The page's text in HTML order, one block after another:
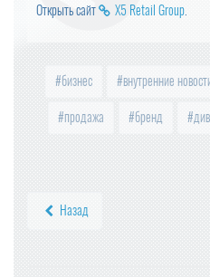
Открыть сайт X5 Retail Group.
бизнес внутренние
продажа бренд
Назад